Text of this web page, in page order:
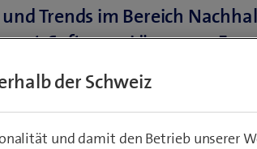
Trends im Bereich
Software-Lösungen. Er
CFOs und CIOs, die
ihre Unternehmen
Angesichts
der Schweiz
und damit den Betrieb unserer